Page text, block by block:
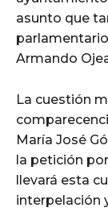
asunto que
Armando
La cuestión
María José
la petición
llevará esta
interpelación